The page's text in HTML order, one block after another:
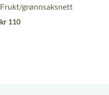
0
ut
Frukt/grønnsaksnett
kr 110